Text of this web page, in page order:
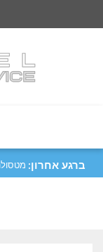
ברגע אחרון:
נגד מכלית